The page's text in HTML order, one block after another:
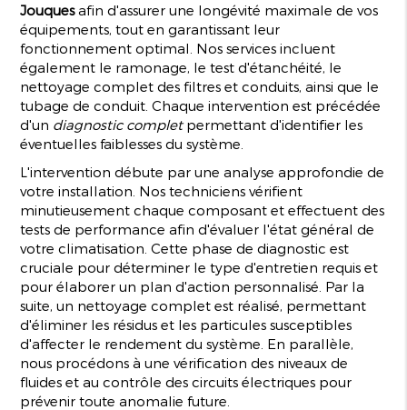
Jouquesafin d'assurer une longévité maximale de vos
équipements, tout en garantissant leur
fonctionnement optimal. Nos services incluent
également le ramonage, le test d'étanchéité, le
nettoyage complet des filtres et conduits, ainsi que le
tubage de conduit. Chaque intervention est précédée
d'un diagnostic completpermettant d'identifier les
éventuelles faiblesses du système.
L'intervention débute par une analyse approfondie de
votre installation. Nos techniciens vérifient
minutieusement chaque composant et effectuent des
tests de performance afin d'évaluer l'état général de
votre climatisation. Cette phase de diagnostic est
cruciale pour déterminer le type d'entretien requis et
pour élaborer un plan d'action personnalisé. Par la
suite, un nettoyage complet est réalisé, permettant
d'éliminer les résidus et les particules susceptibles
d'affecter le rendement du système. En parallèle,
nous procédons à une vérification des niveaux de
fluides et au contrôle des circuits électriques pour
prévenir toute anomalie future.